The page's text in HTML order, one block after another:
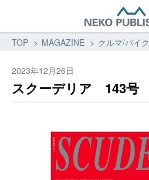
TOP MAGAZINE クルマ/バイク
2023年12月26日
スクーデリア 143号